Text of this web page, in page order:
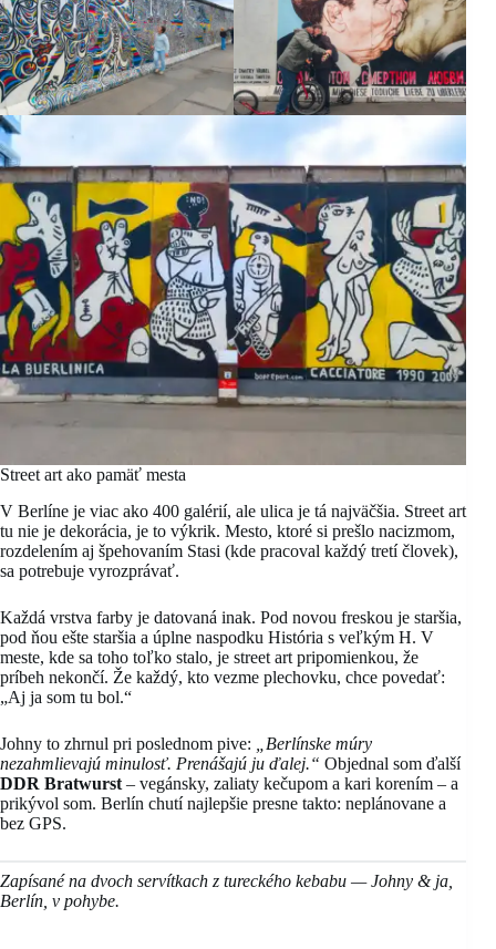
Street art ako pamäť mesta
V Berlíne je viac ako 400 galérií, ale ulica je tá najväčšia. Street art
tu nie je dekorácia, je to výkrik. Mesto, ktoré si prešlo nacizmom,
rozdelením aj špehovaním Stasi (kde pracoval každý tretí človek),
sa potrebuje vyrozprávať.
Každá vrstva farby je datovaná inak. Pod novou freskou je staršia,
pod ňou ešte staršia a úplne naspodku História s veľkým H. V
meste, kde sa toho toľko stalo, je street art pripomienkou, že
príbeh nekončí. Že každý, kto vezme plechovku, chce povedať:
„Aj ja som tu bol.“
Johny to zhrnul pri poslednom pive:
„Berlínske múry
nezahmlievajú minulosť. Prenášajú ju ďalej.“ Objednal som ďalší
DDR Bratwurst – vegánsky, zaliaty kečupom a kari korením – a
prikývol som. Berlín chutí najlepšie presne takto: neplánovane a
bez GPS.
Zapísané na dvoch servítkach z tureckého kebabu — Johny & ja,
Berlín, v pohybe.